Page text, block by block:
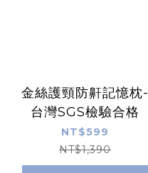
金絲護頸防鼾記憶枕-
台灣SGS檢驗合格
NT$599
NT$1,390